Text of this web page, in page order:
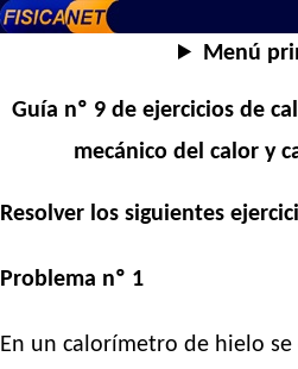
Menú
Guía nº 9 de ejercicios de
mecánico del calor y
Resolver los siguientes
Problema nº 1
En un calorímetro de hielo